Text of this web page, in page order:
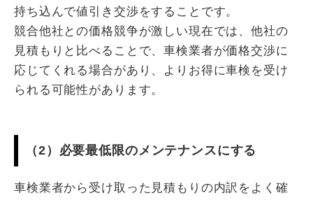
持ち込んで値引き交渉をすることです。
競合他社との価格競争が激しい現在では、他社の
見積もりと比べることで、車検業者が価格交渉に
応じてくれる場合があり、よりお得に車検を受け
られる可能性があります。
（2）必要最低限のメンテナンスにする
車検業者から受け取った見積もりの内訳をよく確